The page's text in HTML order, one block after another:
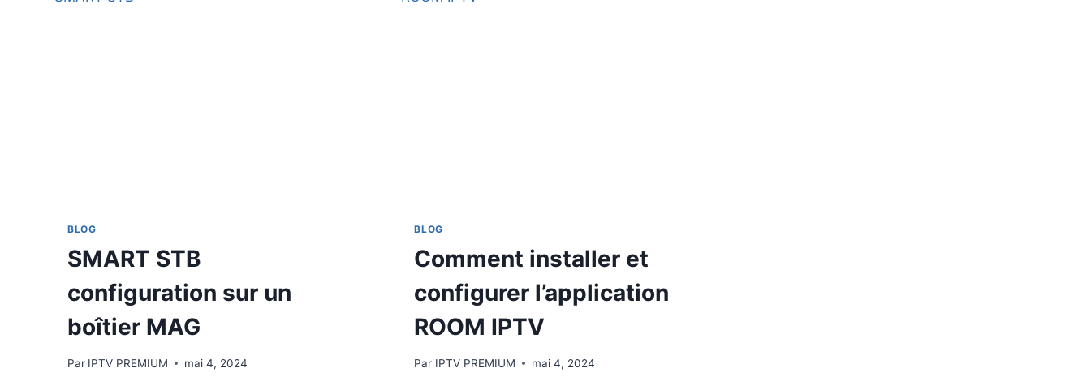
BLOG
SMART STB
configuration sur un
boîtier MAG
Par IPTV PREMIUM mai 4, 2024
BLOG
Comment installer et
configurer l’application
ROOM IPTV
Par IPTV PREMIUM mai 4, 2024